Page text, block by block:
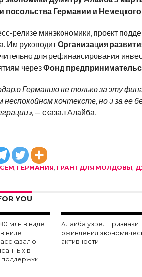
посольства Германии и
релизе минэкономики, проект
Им руководитОрганизация
для рефинансирования
черезФонд
Германию не только за эту
контексте, но и за ее
, — сказал Алайба.
, ГЕРМАНИЯ, ГРАНТ ДЛЯ МОЛДОВЫ,
YOU
млн в виде
виде
о
в
Алайба узрел признаки
оживления
активности